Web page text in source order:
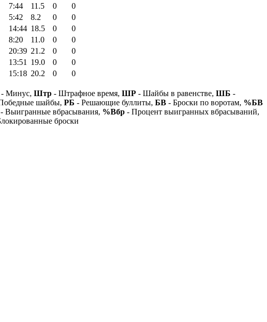
7:44 11.5 0
0
5:42 8.2 0
0
14:44 18.5 0
0
8:20 11.0 0
0
20:39 21.2 0
0
13:51 19.0 0
0
15:18 20.2 0
0
- Минус, Штр - Штрафное время, ШР - Шайбы в равенстве, ШБ -
шайбы, РБ - Решающие буллиты, БВ - Броски по воротам, %БВ
- Выигранные вбрасывания, %Вбр - Процент выигранных вбрасываний,
броски